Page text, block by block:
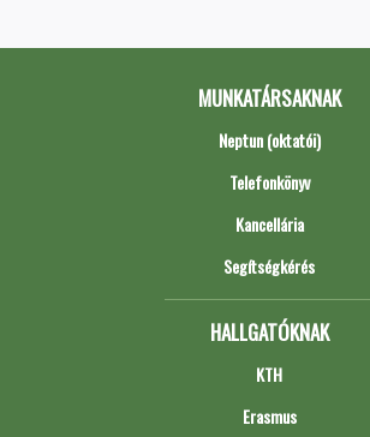
MUNKATÁRSAKNAK
Neptun (oktatói)
Telefonkönyv
Kancellária
Segítségkérés
HALLGATÓKNAK
KTH
Erasmus